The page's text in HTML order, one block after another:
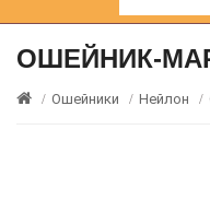
ОШЕЙНИК-
Ошейники Нейлон